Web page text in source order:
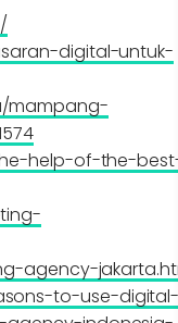
digital-untuk-
mampang-
help-of-the-
agency-
to-use-